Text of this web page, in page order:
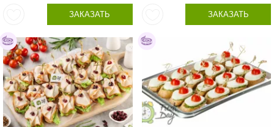
ЗАКАЗАТЬ ЗАКАЗАТЬ